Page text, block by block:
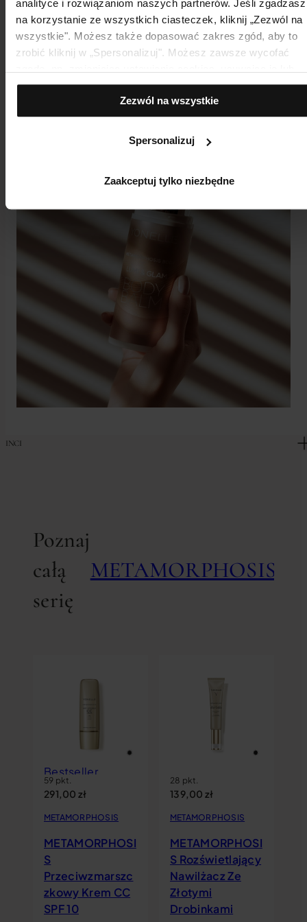
analityce i rozwiązaniom naszych partnerów. Jeśli
na korzystanie ze wszystkich ciasteczek, kliknij „Zezwól na
wszystkie". Możesz także dopasować zakres zgód, aby to
zrobić kliknij w „Spersonalizuj". Możesz zawsze wycofać
zmieniając ustawienia przeglądarki.
Zezwól na wszystkie
Spersonalizuj
Zaakceptuj tylko niezbędne
Używaj codziennie dla najlepszych efektów.
INCI
Poznaj
całą
serię
METAMORPHOSIS
Bestseller
59 pkt.
291,00 zł
METAMORPHOSIS
METAMORPHOSI
S
Przeciwzmarszc
zkowy Krem CC
SPF 10
28 pkt.
139,00 zł
METAMORPHOSIS
METAMORPHOSI
S Rozświetlający
Nawilżacz Ze
Złotymi
Drobinkami